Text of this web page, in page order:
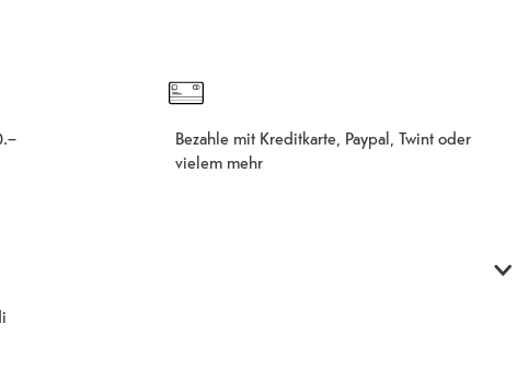
Bezahle mit Kreditkarte, Paypal, Twint oder
vielem mehr